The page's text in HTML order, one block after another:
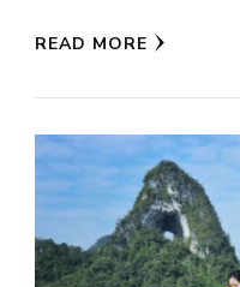
READ MORE